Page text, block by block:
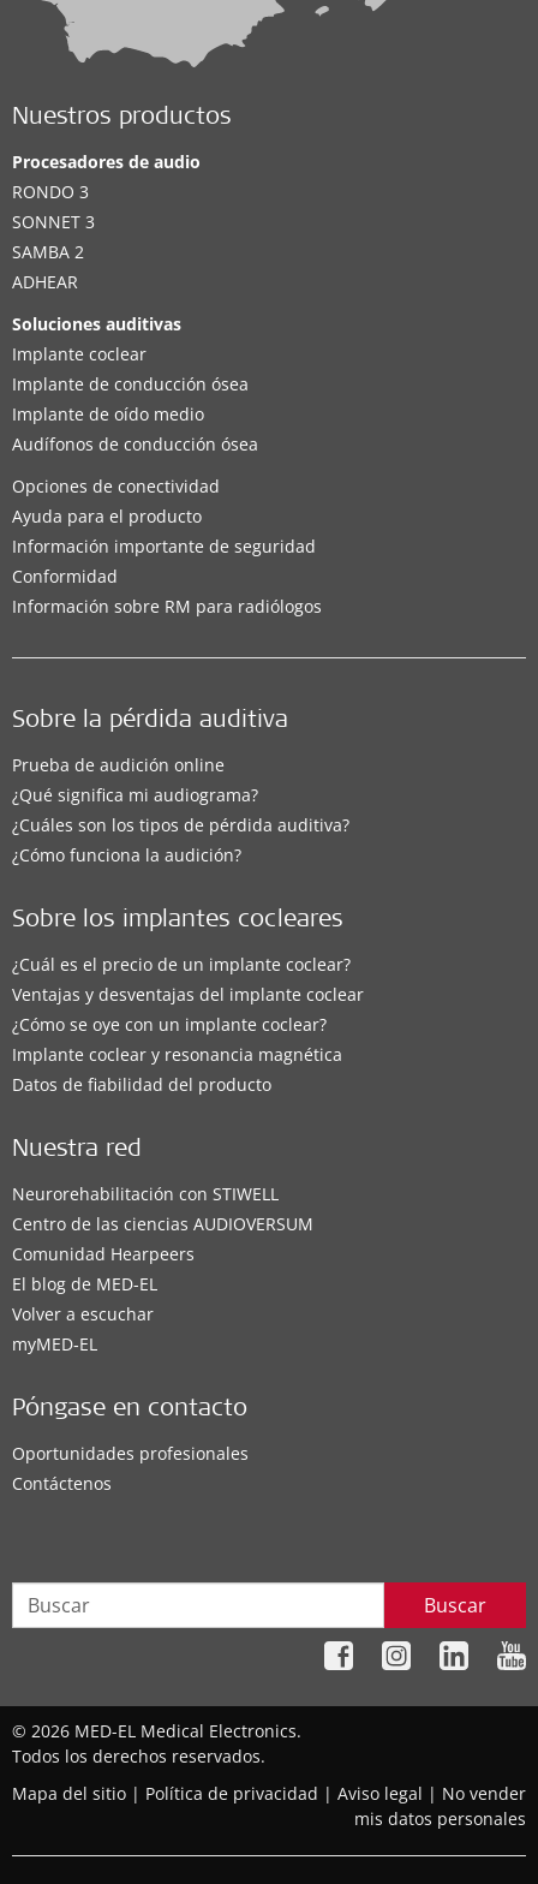
Nuestros productos
Procesadores de audio
RONDO 3
SONNET 3
SAMBA 2
ADHEAR
Soluciones auditivas
Implante coclear
Implante de conducción ósea
Implante de oído medio
Audífonos de conducción ósea
Opciones de conectividad
Ayuda para el producto
Información importante de seguridad
Conformidad
Información sobre RM para radiólogos
Sobre la pérdida auditiva
Prueba de audición online
¿Qué significa mi audiograma?
¿Cuáles son los tipos de pérdida auditiva?
¿Cómo funciona la audición?
Sobre los implantes cocleares
¿Cuál es el precio de un implante coclear?
Ventajas y desventajas del implante coclear
¿Cómo se oye con un implante coclear?
Implante coclear y resonancia magnética
Datos de fiabilidad del producto
Nuestra red
Neurorehabilitación con STIWELL
Centro de las ciencias AUDIOVERSUM
Comunidad Hearpeers
El blog de MED-EL
Volver a escuchar
myMED‑EL
Póngase en contacto
Oportunidades profesionales
Contáctenos
Buscar
© 2026 MED-EL Medical Electronics.
Todos los derechos reservados.
Mapa del sitio | Política de privacidad | Aviso legal | No vender
mis datos personales